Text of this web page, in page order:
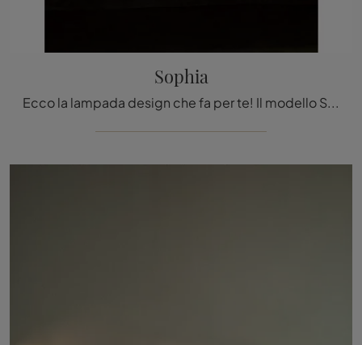
Sophia
Ecco la lampada design che fa per te! Il modello Sophia è una tra le nostre lampade da tavolo di Tacchini.